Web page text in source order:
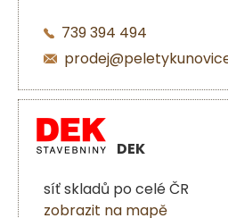
739 394 494
DEK
síť skladů po celé ČR
zobrazit na mapě